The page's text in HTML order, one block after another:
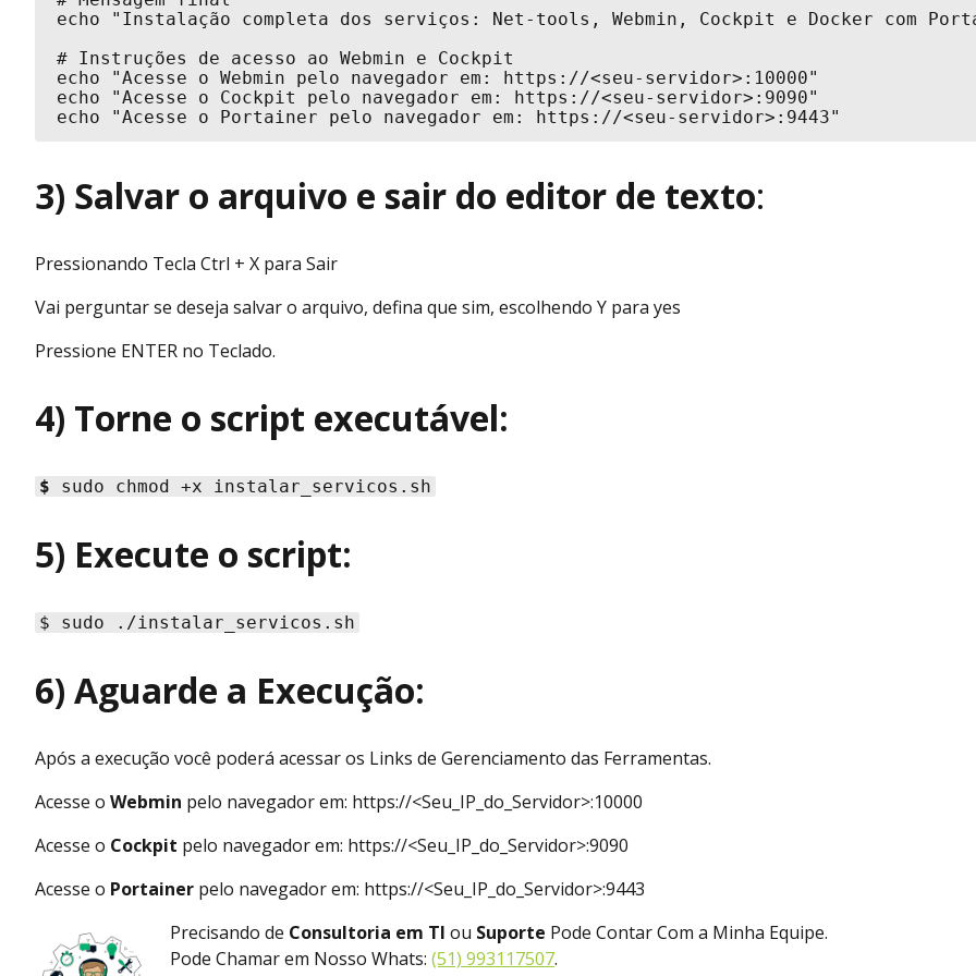
echo "Instalação completa dos serviços: Net-tools, Webmin, Cockpit e Docker com
# Instruções de acesso ao Webmin e Cockpit
echo "Acesse o Webmin pelo navegador em: https://<seu-servidor>:10000"
echo "Acesse o Cockpit pelo navegador em: https://<seu-servidor>:9090"
echo "Acesse o Portainer pelo navegador em: https://<seu-servidor>:9443"
3) Salvar o arquivo e sair do editor de texto:
Pressionando Tecla Ctrl + X para Sair
Vai perguntar se deseja salvar o arquivo, defina que sim, escolhendo Y para yes
Pressione ENTER no Teclado.
4) Torne o script executável:
$ sudo chmod +x instalar_servicos.sh
5) Execute o script:
$ sudo ./instalar_servicos.sh
6) Aguarde a Execução:
Após a execução você poderá acessar os Links de Gerenciamento das Ferramentas.
Acesse o Webmin pelo navegador em: https://<Seu_IP_do_Servidor>:10000
Acesse o Cockpit pelo navegador em: https://<Seu_IP_do_Servidor>:9090
Acesse o Portainer pelo navegador em: https://<Seu_IP_do_Servidor>:9443
Precisando de Consultoria em TI ou Suporte Pode Contar Com a Minha Equipe.
Pode Chamar em Nosso Whats: (51) 993117507.